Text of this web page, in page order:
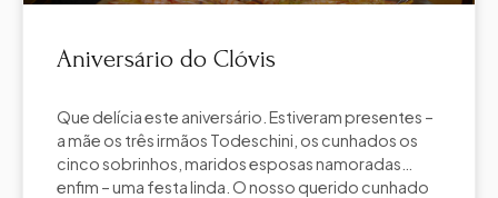
Aniversário do Clóvis
Que delícia este aniversário. Estiveram presentes –
a mãe os três irmãos Todeschini, os cunhados os
cinco sobrinhos, maridos esposas namoradas…
enfim – uma festa linda. O nosso querido cunhado